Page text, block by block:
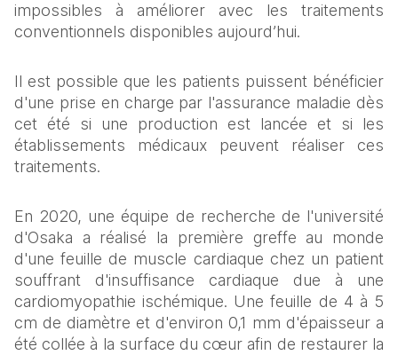
impossibles à améliorer avec les traitements
conventionnels disponibles aujourd’hui.
Il est possible que les patients puissent bénéficier
d'une prise en charge par l'assurance maladie dès
cet été si une production est lancée et si les
établissements médicaux peuvent réaliser ces
traitements.
En 2020, une équipe de recherche de l'université
d'Osaka a réalisé la première greffe au monde
d'une feuille de muscle cardiaque chez un patient
souffrant d'insuffisance cardiaque due à une
cardiomyopathie ischémique. Une feuille de 4 à 5
cm de diamètre et d'environ 0,1 mm d'épaisseur a
été collée à la surface du cœur afin de restaurer la